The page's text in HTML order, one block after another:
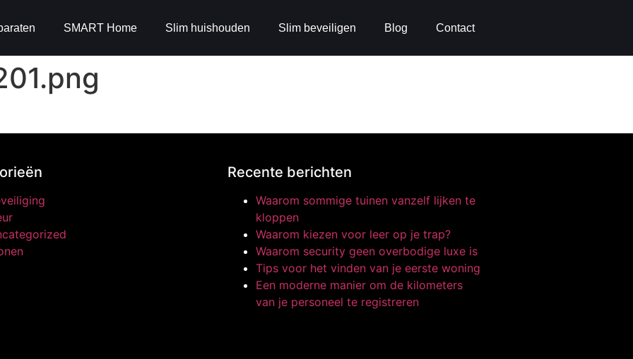
SMART Home Slim huishouden Slim beveiligen Blog Contact
Recente berichten
Waarom sommige tuinen vanzelf lijken te
kloppen
Waarom kiezen voor leer op je trap?
Waarom security geen overbodige luxe is
Tips voor het vinden van je eerste woning
Een moderne manier om de kilometers
van je personeel te registreren